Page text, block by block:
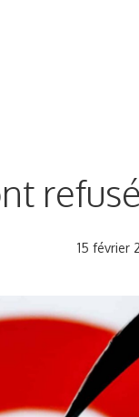
15 février